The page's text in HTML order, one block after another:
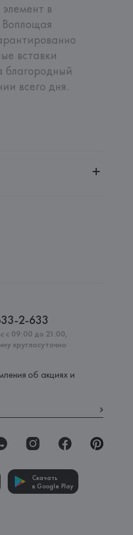
в
вставки
благородный
всего дня.
2-633
с 09:00 до 21:00,
круглосуточно
об акциях и
Скачать
в Google Play